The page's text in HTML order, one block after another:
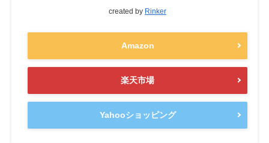
created by Rinker
Amazon
楽天市場
Yahooショッピング